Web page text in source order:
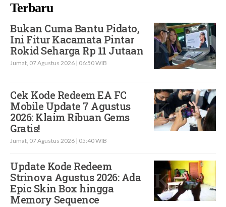
Terbaru
Bukan Cuma Bantu Pidato,
Ini Fitur Kacamata Pintar
Rokid Seharga Rp 11 Jutaan
Jumat, 07 Agustus 2026 | 06:50 WIB
Cek Kode Redeem EA FC
Mobile Update 7 Agustus
2026: Klaim Ribuan Gems
Gratis!
Jumat, 07 Agustus 2026 | 05:40 WIB
Update Kode Redeem
Strinova Agustus 2026: Ada
Epic Skin Box hingga
Memory Sequence